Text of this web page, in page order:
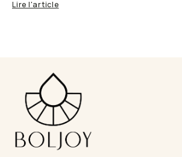
Lire l'article